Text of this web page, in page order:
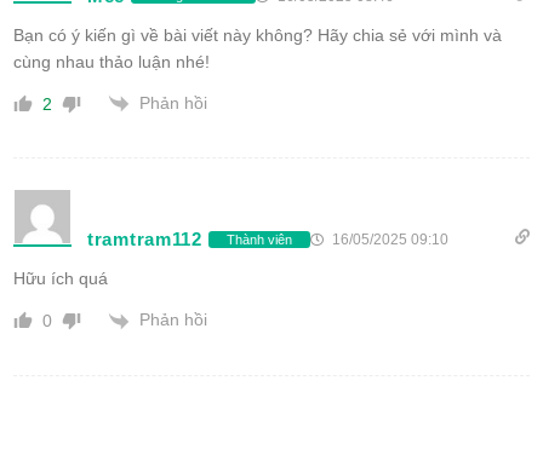
Bạn có ý kiến gì về bài viết này không? Hãy chia sẻ với mình và
cùng nhau thảo luận nhé!
2 Phản hồi
tramtram112 Thành viên 16/05/2025 09:10
Hữu ích quá
0 Phản hồi